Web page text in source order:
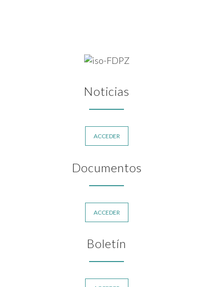
Noticias
ACCEDER
Documentos
ACCEDER
Boletín